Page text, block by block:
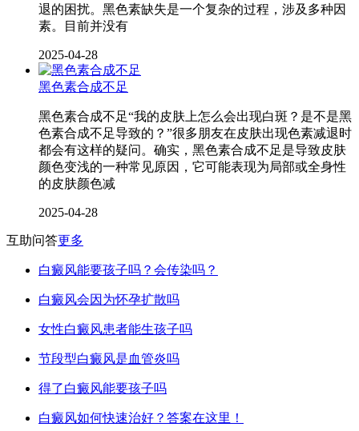
退的困扰。黑色素缺失是一个复杂的过程，涉及多种因
素。目前并没有
2025-04-28
黑色素合成不足
黑色素合成不足“我的皮肤上怎么会出现白斑？是不是黑
色素合成不足导致的？”很多朋友在皮肤出现色素减退时
都会有这样的疑问。确实，黑色素合成不足是导致皮肤
颜色变浅的一种常见原因，它可能表现为局部或全身性
的皮肤颜色减
2025-04-28
互助问答更多
白癜风能要孩子吗？会传染吗？
白癜风会因为怀孕扩散吗
女性白癜风患者能生孩子吗
节段型白癜风是血管炎吗
得了白癜风能要孩子吗
白癜风如何快速治好？答案在这里！